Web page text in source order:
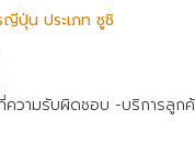
ญี่ปุ่น ประเภท ซูชิ
ความรับผิดชอบ -บริการลูก